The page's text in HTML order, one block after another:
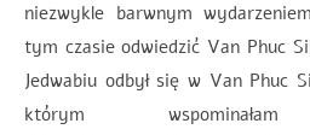
niezwykle barwnym
tym czasie odwiedzić Van
Jedwabiu odbył się w Van Phuc
którym